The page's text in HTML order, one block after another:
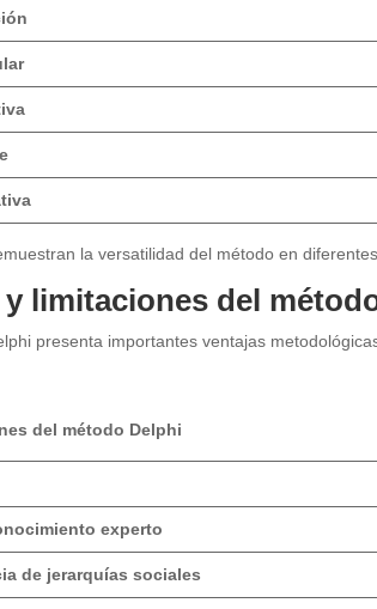
la versatilidad del método en
y limitaciones del
presenta importantes ventajas
del método Delphi
experto
de jerarquías sociales